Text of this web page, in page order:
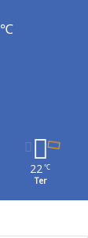
℃
22℃
Ter